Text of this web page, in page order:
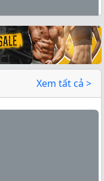
Xem tất cả >